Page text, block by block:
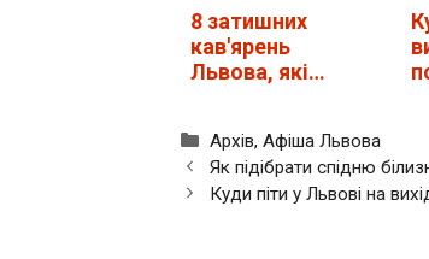
8 затишних
кав'ярень
Львова, які
Категорії
Архів,Афіша Львова
Як підібрати спідню
Куди піти у Львові на